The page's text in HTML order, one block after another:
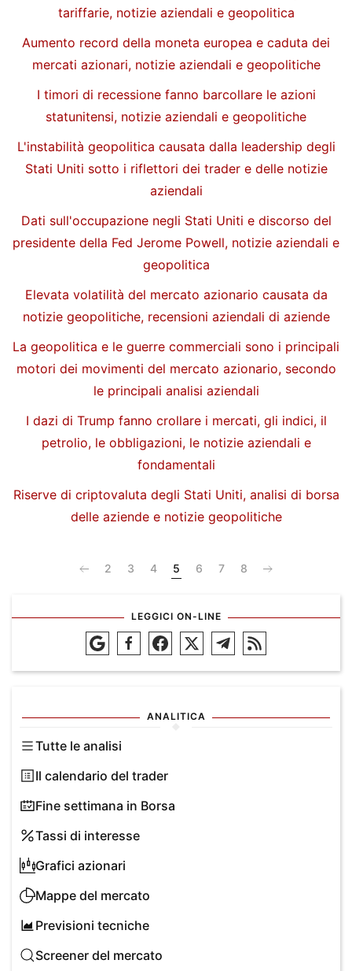
tariffarie, notizie aziendali e geopolitica
Aumento record della moneta europea e caduta dei
mercati azionari, notizie aziendali e geopolitiche
I timori di recessione fanno barcollare le azioni
statunitensi, notizie aziendali e geopolitiche
L'instabilità geopolitica causata dalla leadership degli
Stati Uniti sotto i riflettori dei trader e delle notizie
aziendali
Dati sull'occupazione negli Stati Uniti e discorso del
presidente della Fed Jerome Powell, notizie aziendali e
geopolitica
Elevata volatilità del mercato azionario causata da
notizie geopolitiche, recensioni aziendali di aziende
La geopolitica e le guerre commerciali sono i principali
motori dei movimenti del mercato azionario, secondo
le principali analisi aziendali
I dazi di Trump fanno crollare i mercati, gli indici, il
petrolio, le obbligazioni, le notizie aziendali e
fondamentali
Riserve di criptovaluta degli Stati Uniti, analisi di borsa
delle aziende e notizie geopolitiche
2 3 4 5 6 7 8
LEGGICI ON-LINE
ANALITICA
Tutte le analisi
Il calendario del trader
Fine settimana in Borsa
Tassi di interesse
Grafici azionari
Mappe del mercato
Previsioni tecniche
Screener del mercato